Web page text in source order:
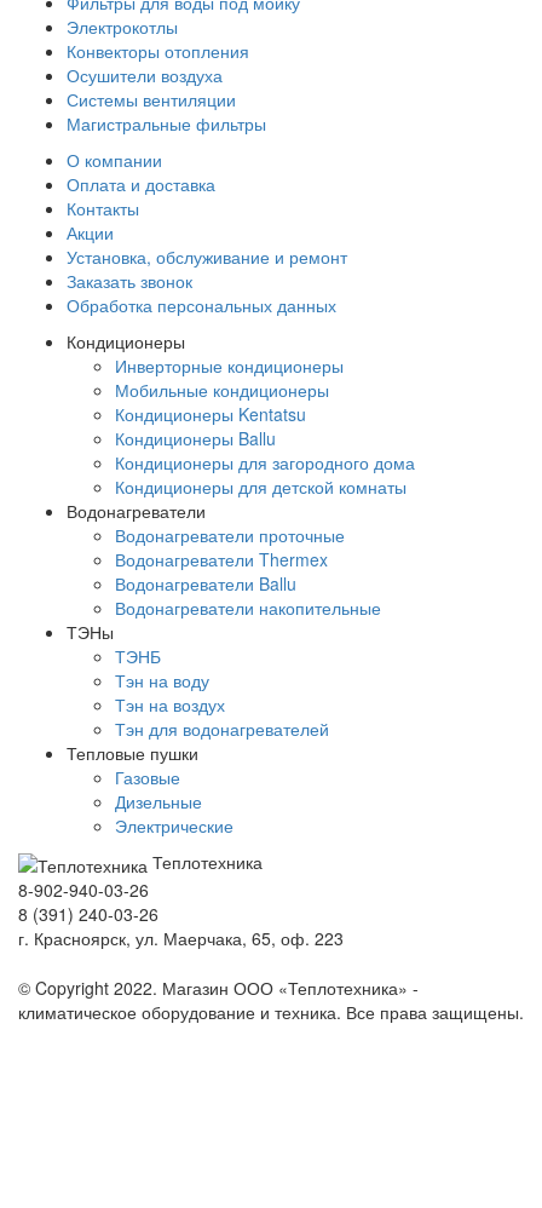
Электрокотлы
Конвекторы отопления
Осушители воздуха
Системы вентиляции
Магистральные фильтры
О компании
Оплата и доставка
Контакты
Акции
Установка, обслуживание и ремонт
Заказать звонок
Обработка персональных данных
Кондиционеры
Инверторные кондиционеры
Мобильные кондиционеры
Кондиционеры Kentatsu
Кондиционеры Ballu
Кондиционеры для загородного дома
Кондиционеры для детской комнаты
Водонагреватели
Водонагреватели проточные
Водонагреватели Thermex
Водонагреватели Ballu
Водонагреватели накопительные
ТЭНы
ТЭНБ
Тэн на воду
Тэн на воздух
Тэн для водонагревателей
Тепловые пушки
Газовые
Дизельные
Электрические
Теплотехника
8-902-940-03-26
8 (391) 240-03-26
г. Красноярск, ул. Маерчака, 65, оф. 223
© Copyright 2022. Магазин ООО «Теплотехника» -
климатическое оборудование и техника. Все права защищены.